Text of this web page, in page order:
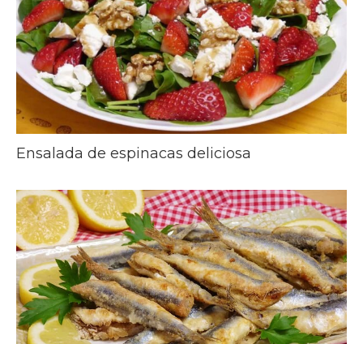
Ensalada de espinacas deliciosa